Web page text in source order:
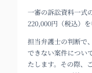
一審の訴訟資料一式
220,000円（税込）を
担当弁護士の判断で
できない案件につい
たします。その際、